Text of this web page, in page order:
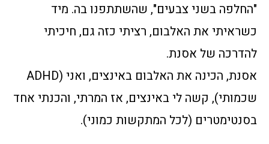
"החלפה בשני צבעים", שהשתתפנו בה. מיד
כשראיתי את האלבום, רציתי כזה גם, חיכיתי
להדרכה של אסנת.
אסנת, הכינה את האלבום באינצים, ואני (ADHD
שכמותי), קשה לי באינצים, אז המרתי, והכנתי אחד
בסנטימטרים (לכל המתקשות כמוני).